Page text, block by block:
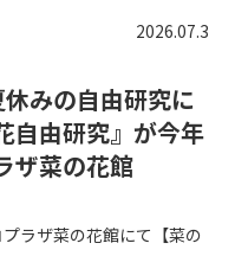
2026.07.3
みの自由研究に
自由研究』が今年
ザ菜の花館
ラザ菜の花館にて【菜の